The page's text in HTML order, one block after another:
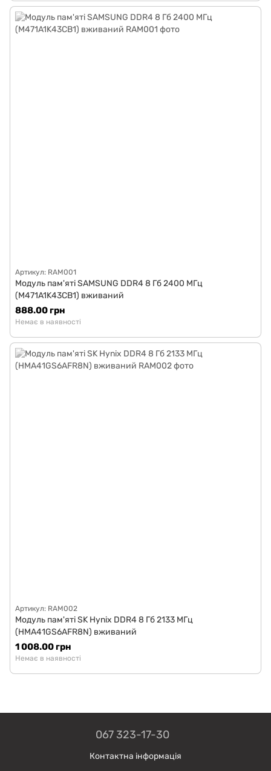
Артикул: RAM001
Модуль пам'яті SAMSUNG DDR4 8 Гб 2400 МГц
(M471A1K43CB1) вживаний
888.00 грн
Немає в наявності
Артикул: RAM002
Модуль пам'яті SK Hynix DDR4 8 Гб 2133 МГц
(HMA41GS6AFR8N) вживаний
1 008.00 грн
Немає в наявності
067 323-17-30
Контактна інформація